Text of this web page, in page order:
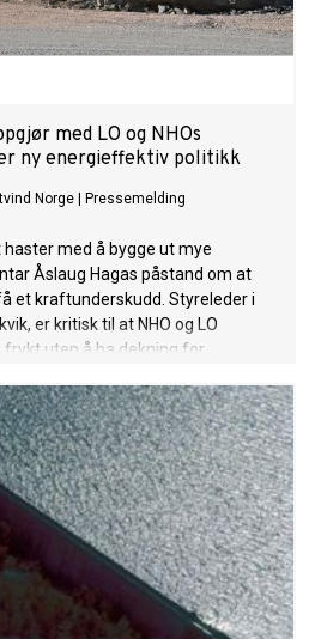
med LO og NHOs
ny energieffektiv politikk
Norge Pressemelding
haster med å bygge ut mye
Åslaug Hagas påstand om at
et kraftunderskudd. Styreleder i
er kritisk til at NHO og LO
uten å ha dekning for